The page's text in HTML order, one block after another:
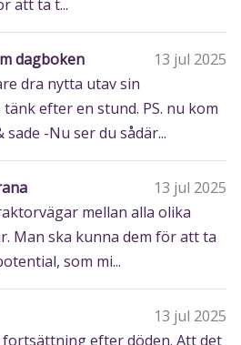
att ta t...
dagboken
13 jul 2025
dra nytta utav sin
tänk efter en stund. PS. nu kom
-Nu ser du sådär...
13 jul 2025
mellan alla olika
Man ska kunna dem för att ta
som mi...
13 jul 2025
efter döden. Att det